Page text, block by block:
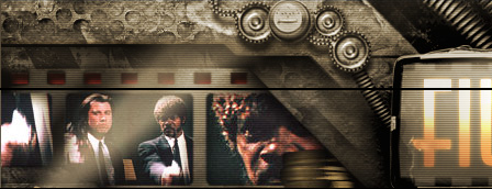
Hyppää pääsisältöön